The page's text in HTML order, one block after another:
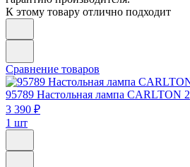
К этому товару отлично подходит
Сравнение товаров
95789 Настольная лампа CARLTON 2
3 390 ₽
1 шт